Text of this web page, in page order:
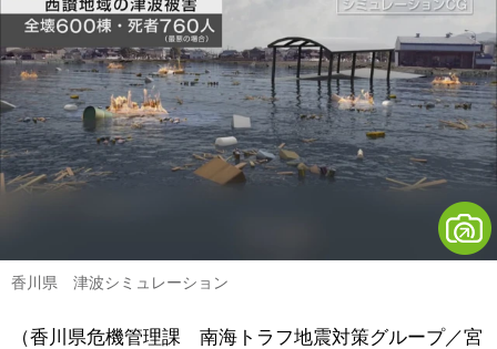
香川県 津波シミュレーション
（香川県危機管理課 南海トラフ地震対策グループ／宮